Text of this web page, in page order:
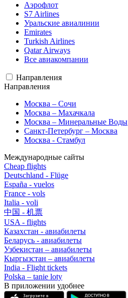
Аэрофлот
S7 Airlines
Уральские авиалинии
Emirates
Turkish Airlines
Qatar Airways
Все авиакомпании
Направления
Направления
Москва – Сочи
Москва – Махачкала
Москва – Минеральные Воды
Санкт-Петербург – Москва
Москва - Стамбул
Международные сайты
Cheap flights
Deutschland - Flüge
España - vuelos
France - vols
Italia - voli
中国 - 机票
USA - flights
Казахстан - авиабилеты
Беларусь - авиабилеты
Узбекистан – авиабилеты
Кыргызстан – авиабилеты
India - Flight tickets
Polska – tanie loty
В приложении удобнее